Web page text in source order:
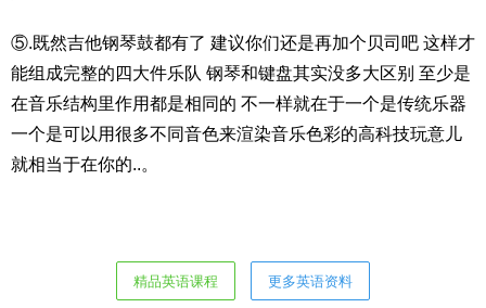
⑤.既然吉他钢琴鼓都有了 建议你们还是再加个贝司吧 这样才
能组成完整的四大件乐队 钢琴和键盘其实没多大区别 至少是
在音乐结构里作用都是相同的 不一样就在于一个是传统乐器
一个是可以用很多不同音色来渲染音乐色彩的高科技玩意儿
就相当于在你的..。
精品英语课程 更多英语资料